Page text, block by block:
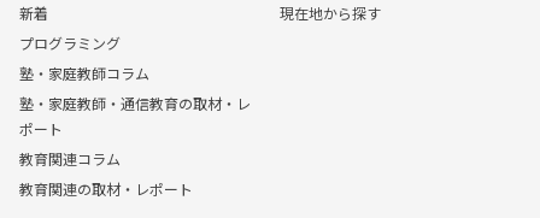
新着
プログラミング
塾・家庭教師コラム
塾・家庭教師・通信教育の取材・レ
ポート
教育関連コラム
教育関連の取材・レポート
現在地から探す